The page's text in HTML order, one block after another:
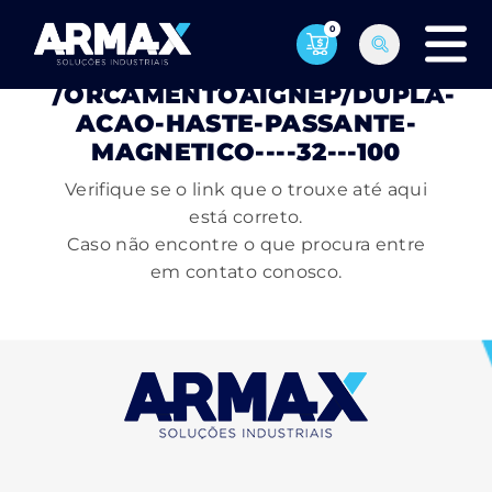
0
PÁGINA NÃO ENCONTRADA
/ORCAMENTOAIGNEP/DUPLA-
ACAO-HASTE-PASSANTE-
MAGNETICO----32---100
Verifique se o link que o trouxe até aqui
está correto.
Caso não encontre o que procura entre
em contato conosco.